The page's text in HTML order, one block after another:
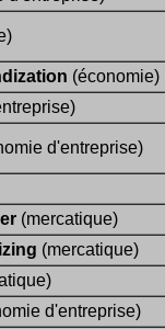
(économie)
d'entreprise)
(mercatique)
(mercatique)
d'entreprise)